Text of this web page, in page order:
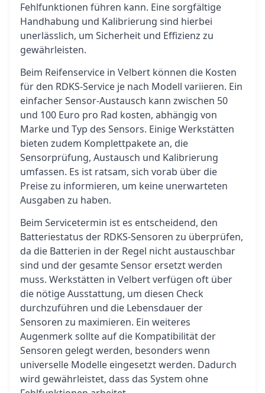
Fehlfunktionen führen kann. Eine sorgfältige
Handhabung und Kalibrierung sind hierbei
unerlässlich, um Sicherheit und Effizienz zu
gewährleisten.
Beim Reifenservice in Velbert können die Kosten
für den RDKS-Service je nach Modell variieren. Ein
einfacher Sensor-Austausch kann zwischen 50
und 100 Euro pro Rad kosten, abhängig von
Marke und Typ des Sensors. Einige Werkstätten
bieten zudem Komplettpakete an, die
Sensorprüfung, Austausch und Kalibrierung
umfassen. Es ist ratsam, sich vorab über die
Preise zu informieren, um keine unerwarteten
Ausgaben zu haben.
Beim Servicetermin ist es entscheidend, den
Batteriestatus der RDKS-Sensoren zu überprüfen,
da die Batterien in der Regel nicht austauschbar
sind und der gesamte Sensor ersetzt werden
muss. Werkstätten in Velbert verfügen oft über
die nötige Ausstattung, um diesen Check
durchzuführen und die Lebensdauer der
Sensoren zu maximieren. Ein weiteres
Augenmerk sollte auf die Kompatibilität der
Sensoren gelegt werden, besonders wenn
universelle Modelle eingesetzt werden. Dadurch
wird gewährleistet, dass das System ohne